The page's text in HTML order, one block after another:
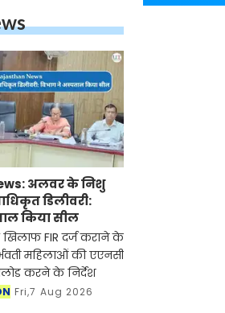
अलवर के निशु
डिलीवरी:
किया सील
FIR दर्ज कराने के
महिलाओं की एएनसी
करने के निर्देश
Fri,7 Aug 2026